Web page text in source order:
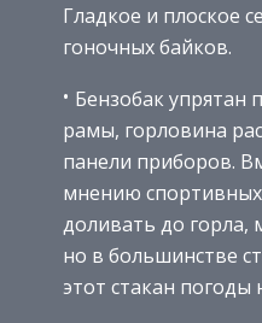
Гладкое и плоское
гоночных байков.
Бензобак упрятан
рамы, горловина
панели приборов.
мнению
доливать до горла,
но в большинстве
этот стакан погоды